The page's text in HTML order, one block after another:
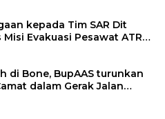
kepada Tim SAR Dit
Evakuasi Pesawat ATR
di Bone, BupAAS turunkan
dalam Gerak Jalan